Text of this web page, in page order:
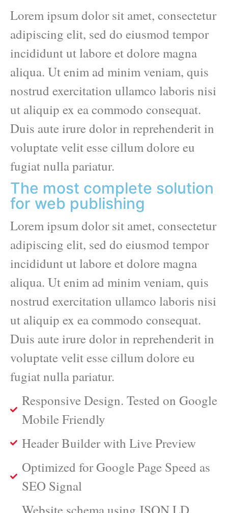
Lorem ipsum dolor sit amet, consectetur
adipiscing elit, sed do eiusmod tempor
incididunt ut labore et dolore magna
aliqua. Ut enim ad minim veniam, quis
nostrud exercitation ullamco laboris nisi
ut aliquip ex ea commodo consequat.
Duis aute irure dolor in reprehenderit in
voluptate velit esse cillum dolore eu
fugiat nulla pariatur.
The most complete solution
for web publishing
Lorem ipsum dolor sit amet, consectetur
adipiscing elit, sed do eiusmod tempor
incididunt ut labore et dolore magna
aliqua. Ut enim ad minim veniam, quis
nostrud exercitation ullamco laboris nisi
ut aliquip ex ea commodo consequat.
Duis aute irure dolor in reprehenderit in
voluptate velit esse cillum dolore eu
fugiat nulla pariatur.
Responsive Design. Tested on Google
Mobile Friendly
Header Builder with Live Preview
Optimized for Google Page Speed as
SEO Signal
Website schema using JSON LD